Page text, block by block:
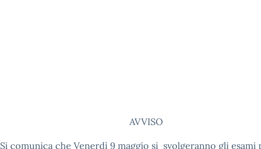
AVVISO
Si comunica che Venerdì 9 maggio si svolgeranno gli esami